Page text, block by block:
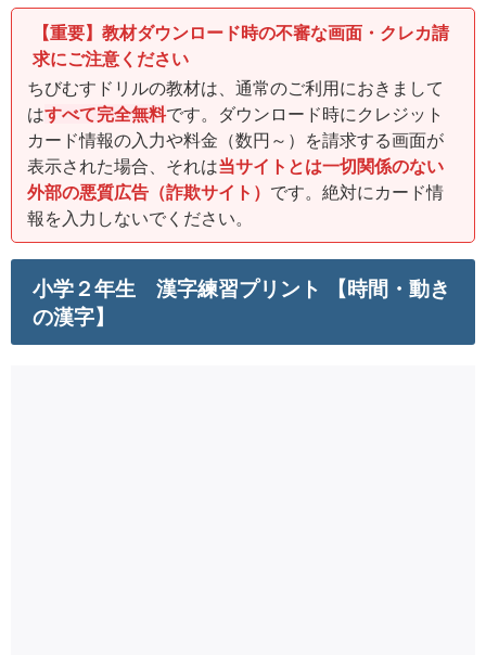
【重要】教材ダウンロード時の不審な画面・クレカ請
求にご注意ください
ちびむすドリルの教材は、通常のご利用におきまして
はすべて完全無料です。ダウンロード時にクレジット
カード情報の入力や料金（数円～）を請求する画面が
表示された場合、それは当サイトとは一切関係のない
外部の悪質広告（詐欺サイト） です。絶対にカード情
報を入力しないでください。
小学２年生 漢字練習プリント 【時間・動き
の漢字】